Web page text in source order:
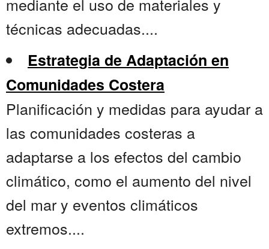
técnicas adecuadas....
Estrategia de Adaptación en
Comunidades Costera
Planificación y medidas para ayudar a
las comunidades costeras a
adaptarse a los efectos del cambio
climático, como el aumento del nivel
del mar y eventos climáticos
extremos....